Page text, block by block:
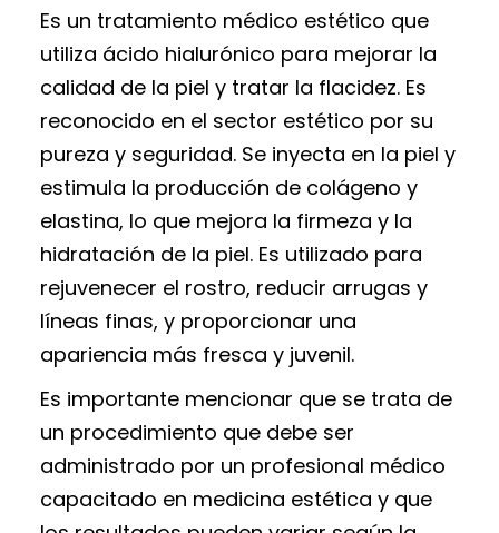
Es un tratamiento médico estético que
utiliza ácido hialurónico para mejorar la
calidad de la piel y tratar la flacidez. Es
reconocido en el sector estético por su
pureza y seguridad. Se inyecta en la piel y
estimula la producción de colágeno y
elastina, lo que mejora la firmeza y la
hidratación de la piel. Es utilizado para
rejuvenecer el rostro, reducir arrugas y
líneas finas, y proporcionar una
apariencia más fresca y juvenil.
Es importante mencionar que se trata de
un procedimiento que debe ser
administrado por un profesional médico
capacitado en medicina estética y que